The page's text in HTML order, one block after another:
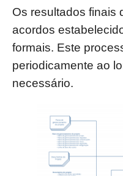
Os resultados finais
acordos
formais. Este
periodicamente ao
necessário.